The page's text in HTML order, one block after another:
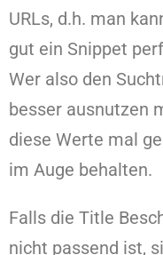
URLs, d.h. man
gut ein Snippet
Wer also den
besser ausnutzen
diese Werte mal
im Auge behalten.
Falls die Title
nicht passend ist,